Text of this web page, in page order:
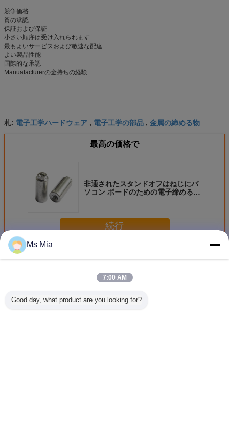
競争価格
質の承認
保証および保証
小さい順序は受け入れられます
最もよいサービスおよび敏速な配達
よい製品性能
国際的な承認
Manuafacturerの金持ちの経験
札: 電子工学ハードウェア , 電子工学の部品 , 金属の締める物
最高の価格で
非通されたスタンドオフはねじにパ
ソコン ボードのための電子締める物
続行
多く電子締める物
Ms Mia
7:00 AM
Good day, what product are you looking for?